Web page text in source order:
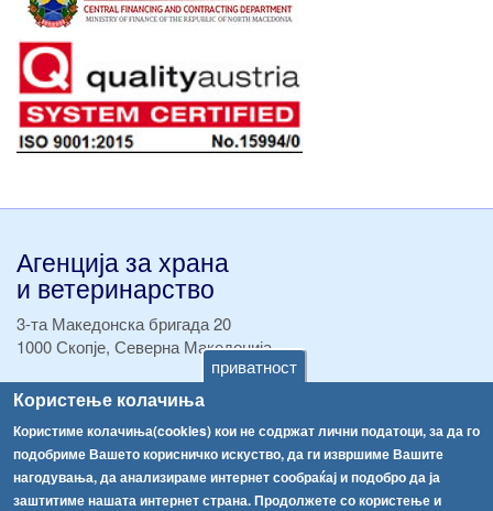
приватност
Користење колачиња
Користиме колачиња(cookies) кои не содржат лични податоци, за да го
подобриме Вашето корисничко искуство, да ги извршиме Вашите
нагодувања, да анализираме интернет сообраќај и подобро да ја
заштитиме нашата интернет страна. Продолжете со користење и
Агенција за храна
и ветеринарство
3-та Македонска бригада 20
1000 Скопје, Северна Македонија
ТЕЛ:+389 2 2457 895
ТЕЛ:
Факс:+389 2 2457 893
Факс:+389 2 2457 871
info@fva.gov.mk